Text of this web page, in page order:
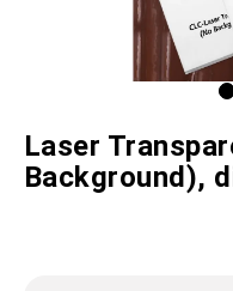
Laser
Background),